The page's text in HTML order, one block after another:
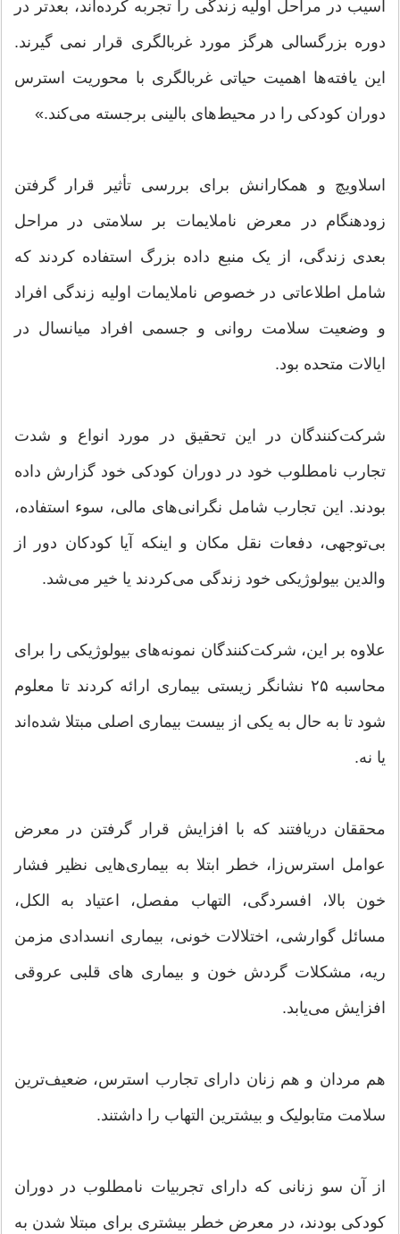
آسیب در مراحل اولیه زندگی را تجربه کرده‌اند، بعدتر در
دوره بزرگسالی هرگز مورد غربالگری قرار نمی گیرند.
این یافته‌ها اهمیت حیاتی غربالگری با محوریت استرس
دوران کودکی را در محیط‌های بالینی برجسته می‌کند.»
اسلاویچ و همکارانش برای بررسی تأثیر قرار گرفتن
زودهنگام در معرض ناملایمات بر سلامتی در مراحل
بعدی زندگی، از یک منبع داده بزرگ استفاده کردند که
شامل اطلاعاتی در خصوص ناملایمات اولیه زندگی افراد
و وضعیت سلامت روانی و جسمی افراد میانسال در
ایالات متحده بود.
شرکت‌کنندگان در این تحقیق در مورد انواع و شدت
تجارب نامطلوب خود در دوران کودکی خود گزارش داده
بودند. این تجارب شامل نگرانی‌های مالی، سوء استفاده،
بی‌توجهی، دفعات نقل مکان و اینکه آیا کودکان دور از
والدین بیولوژیکی خود زندگی می‌کردند یا خیر می‌شد.
علاوه بر این، شرکت‌کنندگان نمونه‌های بیولوژیکی را برای
محاسبه ۲۵ نشانگر زیستی بیماری ارائه کردند تا معلوم
شود تا به حال به یکی از بیست بیماری اصلی مبتلا شده‌اند
یا نه.
محققان دریافتند که با افزایش قرار گرفتن در معرض
عوامل استرس‌زا، خطر ابتلا به بیماری‌هایی نظیر فشار
خون بالا، افسردگی، التهاب مفصل، اعتیاد به الکل،
مسائل گوارشی، اختلالات خونی، بیماری انسدادی مزمن
ریه، مشکلات گردش خون و بیماری های قلبی عروقی
افزایش می‌یابد.
هم مردان و هم زنان دارای تجارب استرس، ضعیف‌ترین
سلامت متابولیک و بیشترین التهاب را داشتند.
از آن سو زنانی که دارای تجربیات نامطلوب در دوران
کودکی بودند، در معرض خطر بیشتری برای مبتلا شدن به